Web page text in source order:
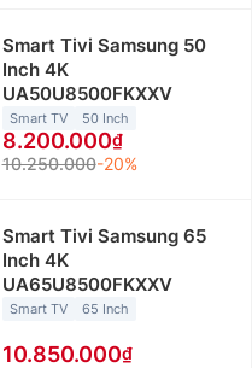
Smart Tivi Samsung 50
Inch 4K
UA50U8500FKXXV
Smart TV 50 Inch
8.200.000
10.250.000-20%
Smart Tivi Samsung 65
Inch 4K
UA65U8500FKXXV
Smart TV 65 Inch
10.850.000